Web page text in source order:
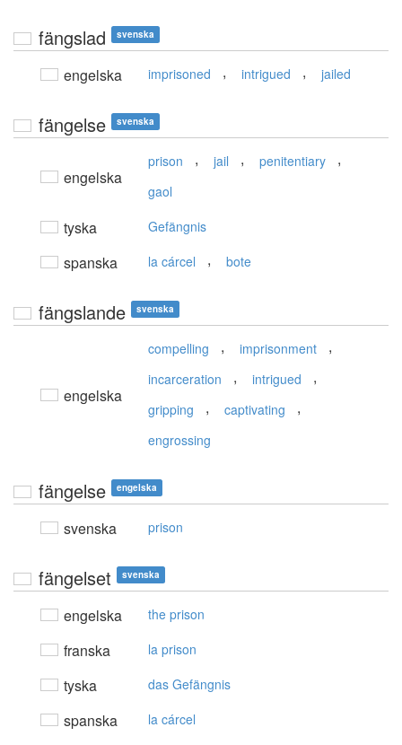
fängslad svenska
engelska imprisoned , intrigued , jailed
fängelse svenska
engelska
prison , jail , penitentiary ,
gaol
tyska Gefängnis
spanska la cárcel , bote
fängslande svenska
engelska
compelling , imprisonment ,
incarceration , intrigued ,
gripping , captivating ,
engrossing
fängelse engelska
svenska prison
fängelset svenska
engelska the prison
franska la prison
tyska das Gefängnis
spanska la cárcel